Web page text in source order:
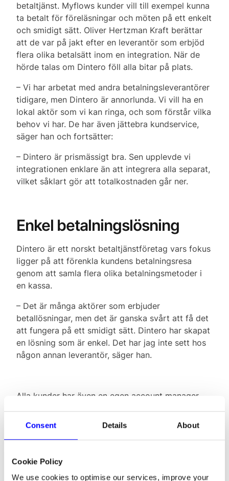
Consent Details About
Cookie Policy
We use cookies to optimise our services, improve your
betaltjänst. Myflows kunder vill till exempel kunna
ta betalt för föreläsningar och möten på ett enkelt
och smidigt sätt. Oliver Hertzman Kraft berättar
att de var på jakt efter en leverantör som erbjöd
flera olika betalsätt inom en integration. När de
hörde talas om Dintero föll alla bitar på plats.
– Vi har arbetat med andra betalningsleverantörer
tidigare, men Dintero är annorlunda. Vi vill ha en
lokal aktör som vi kan ringa, och som förstår vilka
behov vi har. De har även jättebra kundservice,
säger han och fortsätter:
– Dintero är prismässigt bra. Sen upplevde vi
integrationen enklare än att integrera alla separat,
vilket såklart gör att totalkostnaden går ner.
Enkel betalningslösning
Dintero är ett norskt betaltjänstföretag vars fokus
ligger på att förenkla kundens betalningsresa
genom att samla flera olika betalningsmetoder i
en kassa.
– Det är många aktörer som erbjuder
betallösningar, men det är ganska svårt att få det
att fungera på ett smidigt sätt. Dintero har skapat
en lösning som är enkel. Det har jag inte sett hos
någon annan leverantör, säger han.
Alla kunder har även en egen account manager.
Myflow har frågor, eller funderingar kontaktar de
hela tiden för att utvecklas, och växa tillsammans
med våra kunder. Vi kommer bland annat att